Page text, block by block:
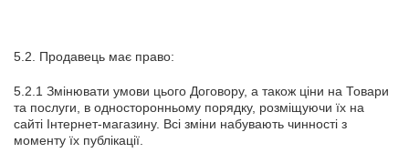
5.2. Продавець має право:
5.2.1 Змінювати умови цього Договору, а також ціни на Товари
та послуги, в односторонньому порядку, розміщуючи їх на
сайті Інтернет-магазину. Всі зміни набувають чинності з
моменту їх публікації.